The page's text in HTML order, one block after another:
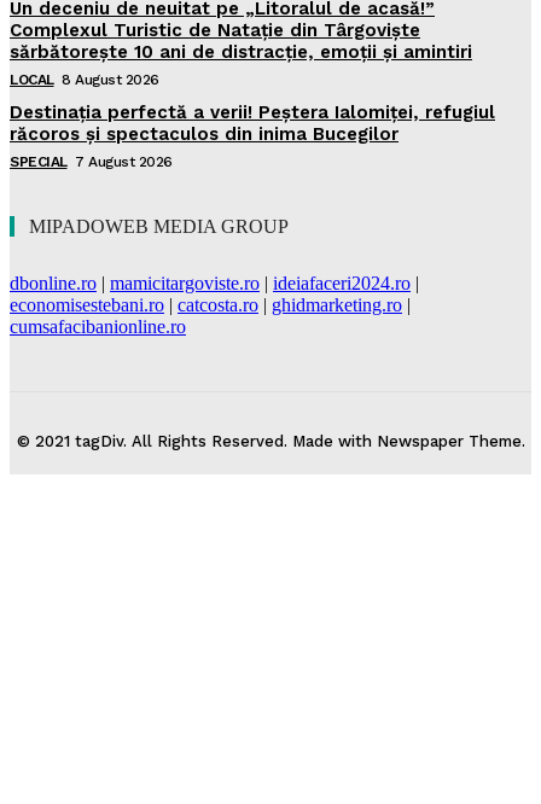
Un deceniu de neuitat pe „Litoralul de acasă!”
Complexul Turistic de Natație din Târgoviște
sărbătorește 10 ani de distracție, emoții și amintiri
LOCAL 8 August 2026
Destinația perfectă a verii! Peștera Ialomiței, refugiul
răcoros și spectaculos din inima Bucegilor
SPECIAL 7 August 2026
MIPADOWEB MEDIA GROUP
dbonline.ro | mamicitargoviste.ro | ideiafaceri2024.ro |
economisestebani.ro | catcosta.ro | ghidmarketing.ro |
cumsafacibanionline.ro
© 2021 tagDiv. All Rights Reserved. Made with Newspaper Theme.